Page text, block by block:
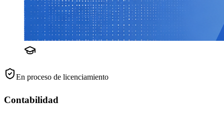
En proceso de licenciamiento
Contabilidad